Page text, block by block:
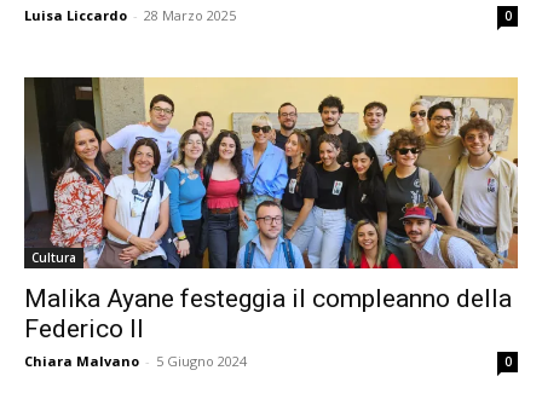
Luisa Liccardo - 28 Marzo 2025 0
Cultura
Malika Ayane festeggia il compleanno della
Federico II
Chiara Malvano - 5 Giugno 2024 0